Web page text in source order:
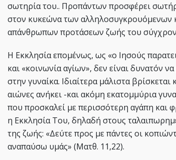
σωτηρία του.. Προπάντων προσφέρει
στον κυκεώνα των αλληλοσυγκρουόμενων
απάνθρωπων προτάσεων ζωής του
Η Εκκλησία επομένως, ως «ο Ιησούς
και «κοινωνία αγίων», δεν είναι δυνατόν
στην γυναίκα. Ιδιαίτερα μάλιστα βρίσκεται
αιώνες ανήκει -και ακόμη εκατομμύρια
που προσκαλεί με περισσότερη αγάπη και
η Εκκλησία Του, δηλαδή στους
της ζωής: «Δεύτε προς με πάντες οι
αναπαύσω υμάς» (Ματθ. 11,22).